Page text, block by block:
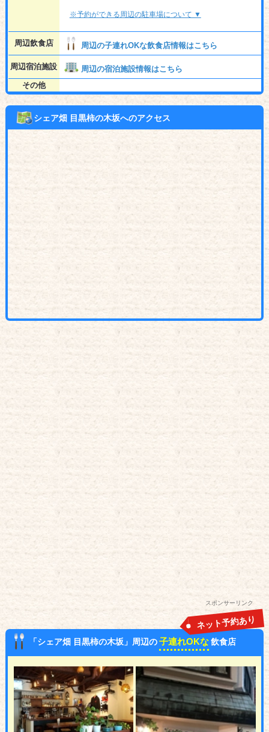
※予約ができる周辺の駐車場について ▼
周辺飲食店 周辺の子連れOKな飲食店情報はこちら
周辺宿泊施設
周辺の宿泊施設情報はこちら
その他
シェア畑 目黒柿の木坂へのアクセス
スポンサーリンク
「シェア畑 目黒柿の木坂」周辺の子連れOKな 飲食店
ネット予約あり